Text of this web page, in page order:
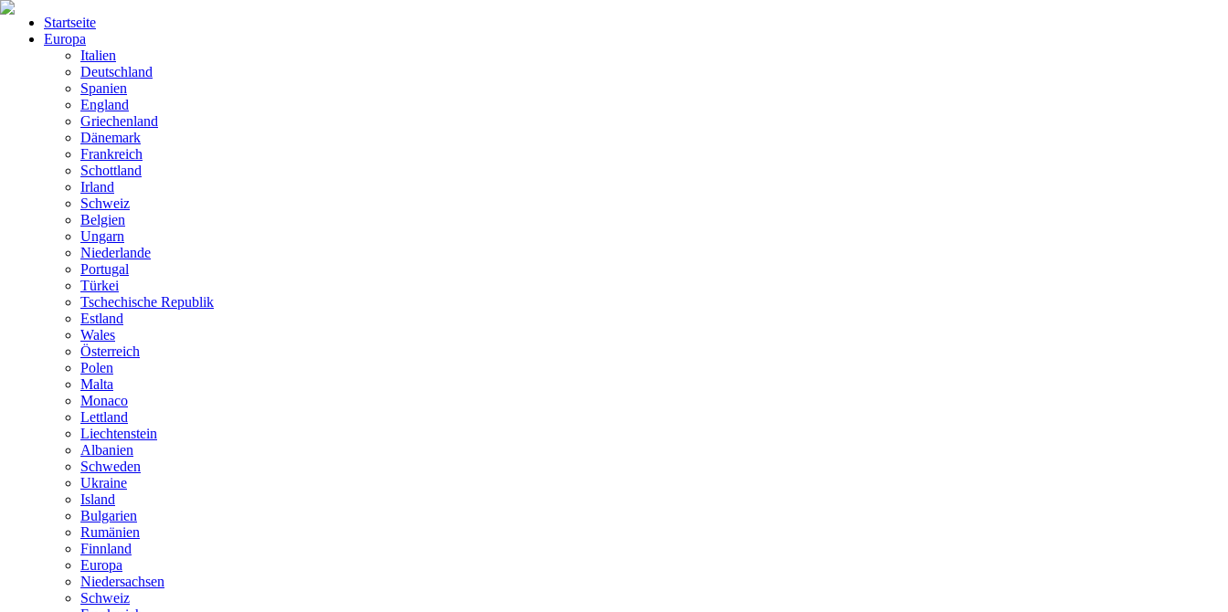
Startseite
Europa
Italien
Deutschland
Spanien
England
Griechenland
Dänemark
Frankreich
Schottland
Irland
Schweiz
Belgien
Ungarn
Niederlande
Portugal
Türkei
Tschechische Republik
Estland
Wales
Österreich
Polen
Malta
Monaco
Lettland
Liechtenstein
Albanien
Schweden
Ukraine
Island
Bulgarien
Rumänien
Finnland
Europa
Niedersachsen
Schweiz